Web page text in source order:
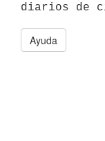
Ayuda